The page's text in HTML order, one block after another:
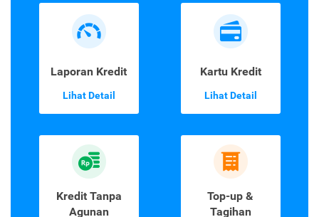
Laporan Kredit
Lihat Detail
Kartu Kredit
Lihat Detail
Kredit Tanpa
Agunan
Top-up &
Tagihan